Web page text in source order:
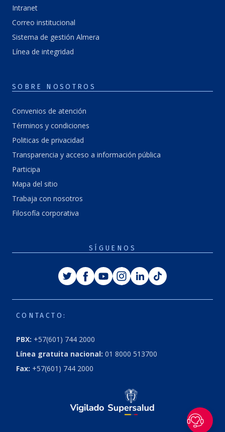
Intranet
Correo institucional
Sistema de gestión Almera
Línea de integridad
SOBRE NOSOTROS
Convenios de atención
Términos y condiciones
Politicas de privacidad
Transparencia y acceso a información pública
Participa
Mapa del sitio
Trabaja con nosotros
Filosofía corporativa
SÍGUENOS
TwitterFacebook
YoutubeInstagram
LinkedinTiktok
CONTACTO:
PBX: +57(601) 744 2000
Línea gratuita nacional: 01 8000 513700
Fax: +57(601) 744 2000